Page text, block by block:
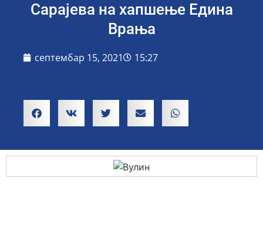
Сарајева на хапшење Едина
Врања
септембар 15, 2021 15:27